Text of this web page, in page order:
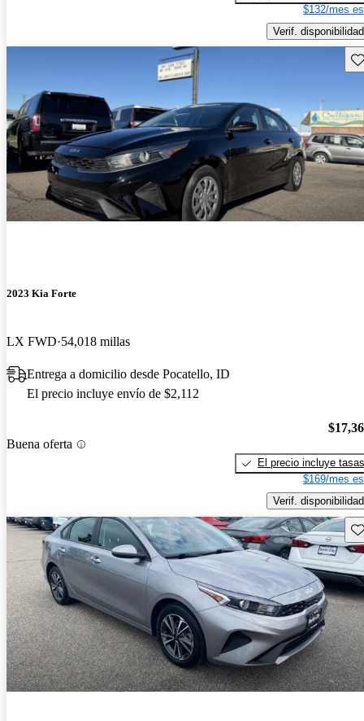
$132/mes
Verif. disponibilidad
2023 Kia Forte
LX FWD 54,018 millas
Entrega a domicilio desde Pocatello, ID
El precio incluye envío de $2,112
Buena oferta
El precio incluye tasas
$169/mes
Verif. disponibilidad